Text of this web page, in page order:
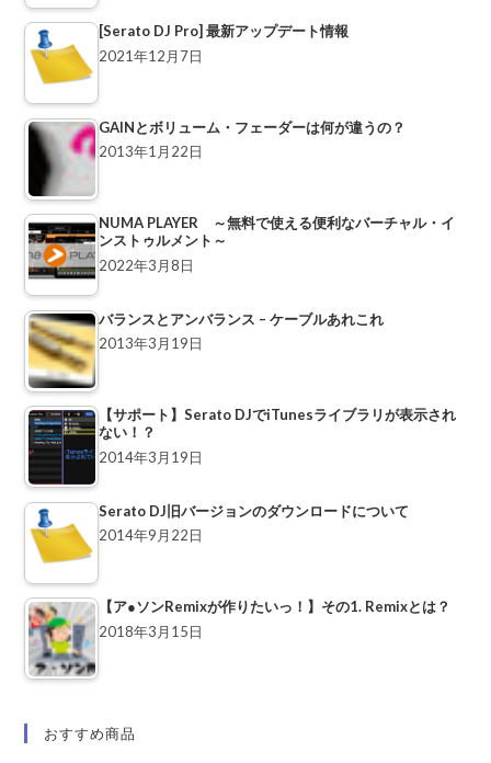
[Serato DJ Pro] 最新アップデート情報
2021年12月7日
GAINとボリューム・フェーダーは何が違うの？
2013年1月22日
NUMA PLAYER ～無料で使える便利なバーチャル・イ
ンストゥルメント～
2022年3月8日
バランスとアンバランス – ケーブルあれこれ
2013年3月19日
【サポート】Serato DJでiTunesライブラリが表示され
ない！？
2014年3月19日
Serato DJ旧バージョンのダウンロードについて
2014年9月22日
【ア●ソンRemixが作りたいっ！】その1. Remixとは？
2018年3月15日
おすすめ商品